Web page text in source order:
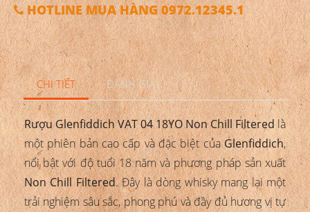
HOTLINE MUA HÀNG 0972.12345.1
CHI TIẾT ĐÁNH GIÁ
Rượu Glenfiddich VAT 04 18YO Non Chill Filteredlà
một phiên bản cao cấp và đặc biệt củaGlenfiddich,
nổi bật với độ tuổi 18 năm và phương pháp sản xuất
Non Chill Filtered. Đây là dòng whisky mang lại một
trải nghiệm sâu sắc, phong phú và đầy đủ hương vị tự